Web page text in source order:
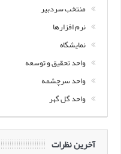
منتخب سردبیر
نرم افزارها
نمایشگاه
واحد تحقیق و توسعه
واحد سرچشمه
واحد گل گهر
آخرین نظرات